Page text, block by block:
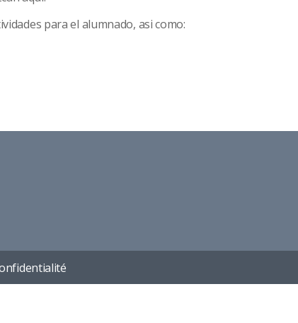
para el alumnado, asi como: